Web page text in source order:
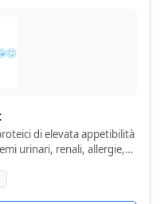
di elevata appetibilità
urinari, renali, allergie,